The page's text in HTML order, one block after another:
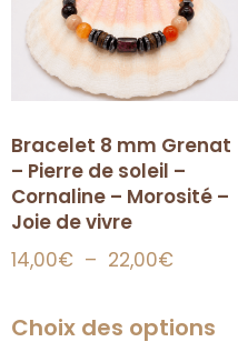
Bracelet 8 mm Grenat
– Pierre de soleil –
Cornaline – Morosité –
Joie de vivre
14,00€ – 22,00€
Choix des options